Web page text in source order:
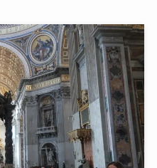
川の聖地を訪ねて
中南部の遺跡を訪ねて